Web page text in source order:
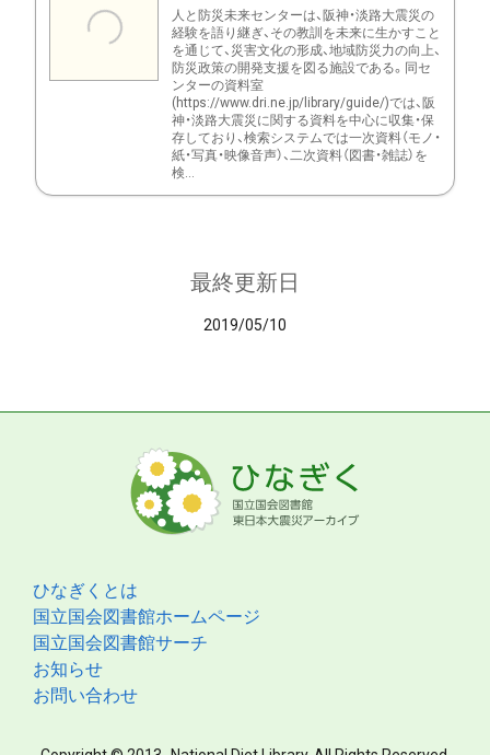
人と防災未来センターは、阪神・淡路大震災の
経験を語り継ぎ、その教訓を未来に生かすこと
を通じて、災害文化の形成、地域防災力の向上、
防災政策の開発支援を図る施設である。同セ
ンターの資料室
(https://www.dri.ne.jp/library/guide/)では、阪
神・淡路大震災に関する資料を中心に収集・保
存しており、検索システムでは一次資料（モノ・
紙・写真・映像音声）、二次資料（図書・雑誌）を
検...
最終更新日
2019/05/10
ひなぎくとは
国立国会図書館ホームページ
国立国会図書館サーチ
お知らせ
お問い合わせ